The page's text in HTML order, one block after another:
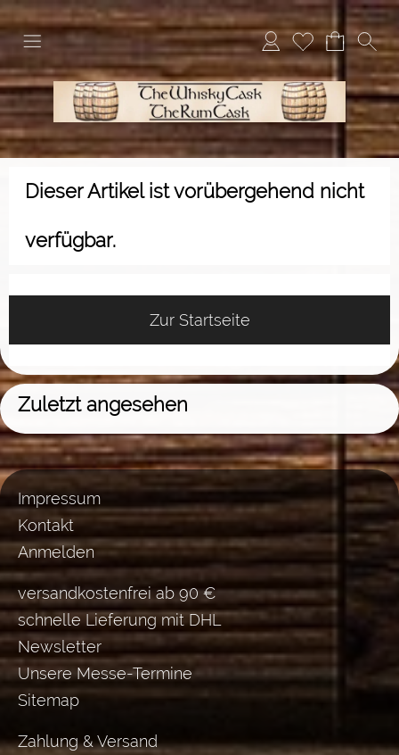
Dieser Artikel ist vorübergehend nicht
verfügbar.
Zur Startseite
Zuletzt angesehen
Impressum
Kontakt
Anmelden
versandkostenfrei ab 90 €
schnelle Lieferung mit DHL
Newsletter
Unsere Messe-Termine
Sitemap
Zahlung & Versand